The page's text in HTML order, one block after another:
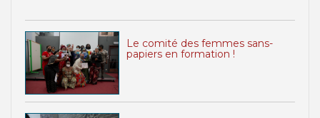
Le comité des femmes sans-
papiers en formation !